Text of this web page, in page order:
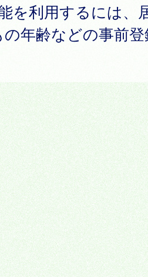
を利用するには、
年齢などの事前